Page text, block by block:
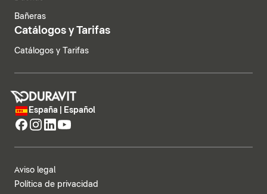
Bañeras
Catálogos y Tarifas
Catálogos y Tarifas
España | Español
Aviso legal
Política de privacidad